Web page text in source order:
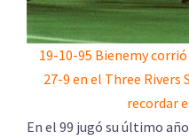
19-10-95 Bienemy
27-9 en el Three Rivers
recordar
En el 99 jugó su último